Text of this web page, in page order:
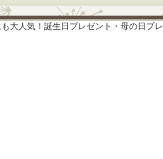
大人気！誕生日プレゼント・母の日プ